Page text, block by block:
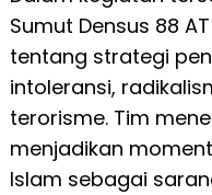
Sumut Densus 88
tentang strategi
intoleransi,
terorisme. Tim
menjadikan
Islam sebagai